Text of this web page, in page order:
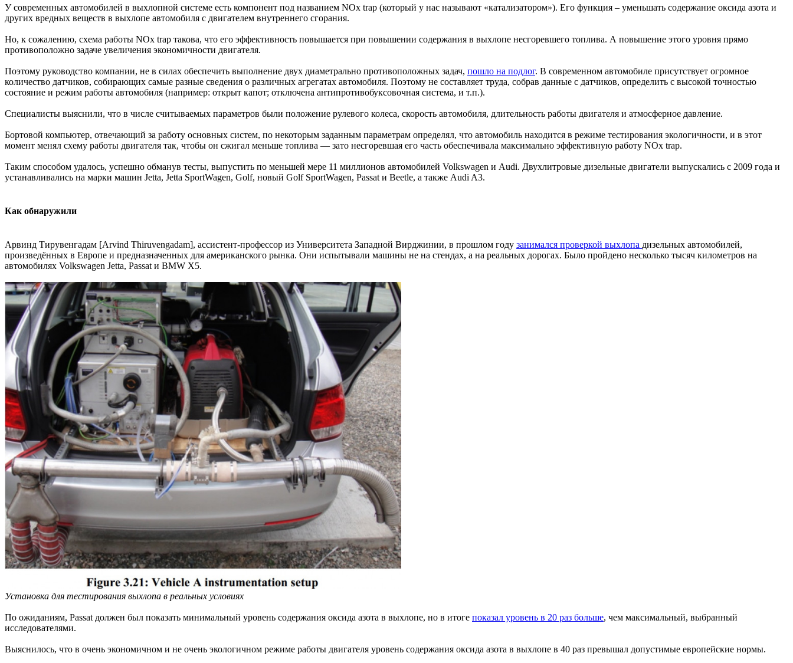
У современных автомобилей в выхлопной системе есть компонент под названием NOx trap (который у нас называют «катализатором»). Его функция – уменьшать содержание оксида азота и
других вредных веществ в выхлопе автомобиля с двигателем внутреннего сгорания.
Но, к сожалению, схема работы NOx trap такова, что его эффективность повышается при повышении содержания в выхлопе несгоревшего топлива. А повышение этого уровня прямо
противоположно задаче увеличения экономичности двигателя.
Поэтому руководство компании, не в силах обеспечить выполнение двух диаметрально противоположных задач, пошло на подлог. В современном автомобиле присутствует огромное
количество датчиков, собирающих самые разные сведения о различных агрегатах автомобиля. Поэтому не составляет труда, собрав данные с датчиков, определить с высокой точностью
состояние и режим работы автомобиля (например: открыт капот; отключена антипротивобуксовочная система, и т.п.).
Специалисты выяснили, что в числе считываемых параметров были положение рулевого колеса, скорость автомобиля, длительность работы двигателя и атмосферное давление.
Бортовой компьютер, отвечающий за работу основных систем, по некоторым заданным параметрам определял, что автомобиль находится в режиме тестирования экологичности, и в этот
момент менял схему работы двигателя так, чтобы он сжигал меньше топлива — зато несгоревшая его часть обеспечивала максимально эффективную работу NOx trap.
Таким способом удалось, успешно обманув тесты, выпустить по меньшей мере 11 миллионов автомобилей Volkswagen и Audi. Двухлитровые дизельные двигатели выпускались с 2009 года и
устанавливались на марки машин Jetta, Jetta SportWagen, Golf, новый Golf SportWagen, Passat и Beetle, а также Audi A3.
Как обнаружили
Арвинд Тирувенгадам [Arvind Thiruvengadam], ассистент-профессор из Университета Западной Вирджинии, в прошлом году занимался проверкой выхлопа дизельных автомобилей,
произведённых в Европе и предназначенных для американского рынка. Они испытывали машины не на стендах, а на реальных дорогах. Было пройдено несколько тысяч километров на
автомобилях Volkswagen Jetta, Passat и BMW X5.
Установка для тестирования выхлопа в реальных условиях
По ожиданиям, Passat должен был показать минимальный уровень содержания оксида азота в выхлопе, но в итоге показал уровень в 20 раз больше, чем максимальный, выбранный
исследователями.
Выяснилось, что в очень экономичном и не очень экологичном режиме работы двигателя уровень содержания оксида азота в выхлопе в 40 раз превышал допустимые европейские нормы.